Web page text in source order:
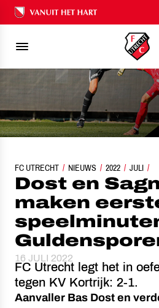
Ons nalatenschap
FC UTRECHT NIEUWS 2022 JULI
DOST EN SAGNAN MAKEN EERSTE
Dost en
maken
16 JULI 2022
FC Utrecht legt het in
tegen KV Kortrijk: 2-1.
Aanvaller Bas Dost en